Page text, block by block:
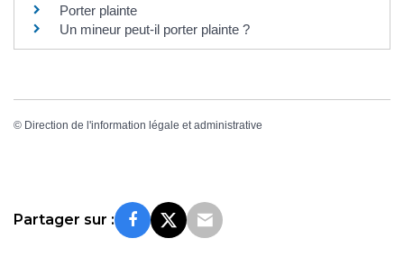
Porter plainte
Un mineur peut-il porter plainte ?
© Direction de l'information légale et administrative
Partager sur :